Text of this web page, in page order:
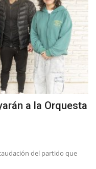
a la Orquesta
del partido que